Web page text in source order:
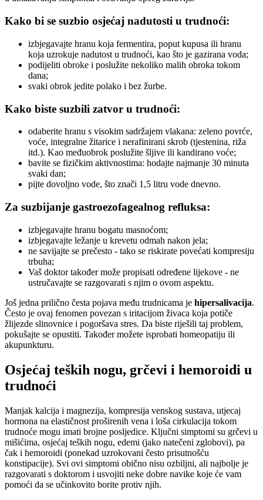
Kako bi se suzbio osjećaj nadutosti u trudnoći:
izbjegavajte hranu koja fermentira, poput kupusa ili hranu
koja uzrokuje nadutost u trudnoći, kao što je gazirana voda;
podijeliti obroke i poslužite nekoliko malih obroka tokom
dana;
svaki obrok jedite polako i bez žurbe.
Kako biste suzbili zatvor u trudnoći:
odaberite hranu s visokim sadržajem vlakana: zeleno povrće,
voće, integralne žitarice i nerafinirani skrob (tjestenina, riža
itd.). Kao međuobrok poslužite šljive ili kandirano voće;
bavite se fizičkim aktivnostima: hodajte najmanje 30 minuta
svaki dan;
pijte dovoljno vode, što znači 1,5 litru vode dnevno.
Za suzbijanje gastroezofagealnog refluksa:
izbjegavajte hranu bogatu masnoćom;
izbjegavajte ležanje u krevetu odmah nakon jela;
ne savijajte se prečesto - tako se riskirate povećati kompresiju
trbuha;
Vaš doktor također može propisati određene lijekove - ne
ustručavajte se razgovarati s njim o ovom aspektu.
Još jedna prilično česta pojava među trudnicama je hipersalivacija.
Često je ovaj fenomen povezan s iritacijom živaca koja potiče
žlijezde slinovnice i pogoršava stres. Da biste riješili taj problem,
pokušajte se opustiti. Također možete isprobati homeopatiju ili
akupunkturu.
Osjećaj teških nogu, grčevi i hemoroidi u
trudnoći
Manjak kalcija i magnezija, kompresija venskog sustava, utjecaj
hormona na elastičnost proširenih vena i loša cirkulacija tokom
trudnoće mogu imati brojne posljedice. Ključni simptomi su grčevi u
mišićima, osjećaj teških nogu, edemi (jako natečeni zglobovi), pa
čak i hemoroidi (ponekad uzrokovani često prisutnošću
konstipacije). Svi ovi simptomi obično nisu ozbiljni, ali najbolje je
razgovarati s doktorom i usvojiti neke dobre navike koje će vam
pomoći da se učinkovito borite protiv njih.